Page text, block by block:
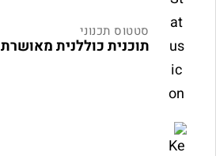
סטטוס תכנוני
תוכנית כוללנית מאושרת